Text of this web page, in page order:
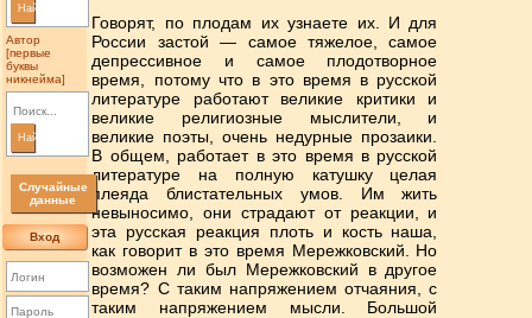
Найти
Автор
[первые
буквы
никнейма]
Найти
Случайные
данные
Вход
Говорят, по плодам их узнаете их. И для
России застой — самое тяжелое, самое
депрессивное и самое плодотворное
время, потому что в это время в русской
литературе работают великие критики и
великие религиозные мыслители, и
великие поэты, очень недурные прозаики.
В общем, работает в это время в русской
литературе на полную катушку целая
плеяда блистательных умов. Им жить
невыносимо, они страдают от реакции, и
эта русская реакция плоть и кость наша,
как говорит в это время Мережковский. Но
возможен ли был Мережковский в другое
время? С таким напряжением отчаяния, с
таким напряжением мысли. Большой